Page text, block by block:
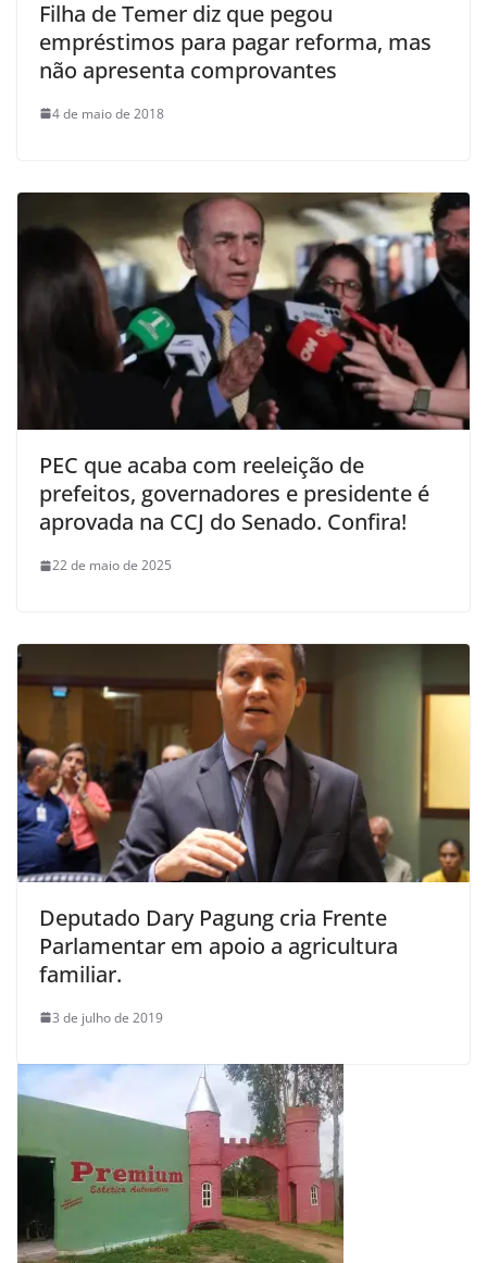
Filha de Temer diz que pegou
empréstimos para pagar reforma, mas
não apresenta comprovantes
4 de maio de 2018
PEC que acaba com reeleição de
prefeitos, governadores e presidente é
aprovada na CCJ do Senado. Confira!
22 de maio de 2025
Deputado Dary Pagung cria Frente
Parlamentar em apoio a agricultura
familiar.
3 de julho de 2019